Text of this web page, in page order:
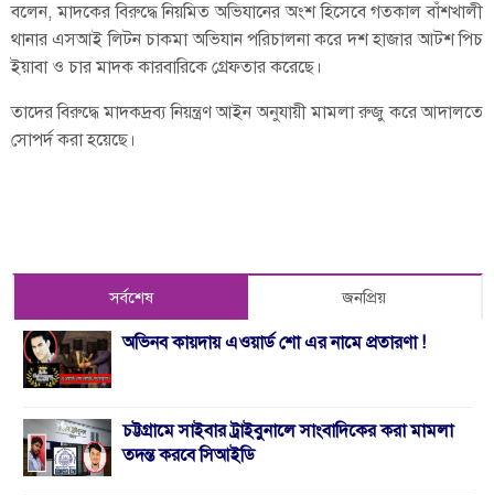
বলেন, মাদকের বিরুদ্ধে নিয়মিত অভিযানের অংশ হিসেবে গতকাল বাঁশখালী
থানার এসআই লিটন চাকমা অভিযান পরিচালনা করে দশ হাজার আটশ পিচ
ইয়াবা ও চার মাদক কারবারিকে গ্রেফতার করেছে।
তাদের বিরুদ্ধে মাদকদ্রব্য নিয়ন্ত্রণ আইন অনুযায়ী মামলা রুজু করে আদালতে
সোপর্দ করা হয়েছে।
সর্বশেষ জনপ্রিয়
অভিনব কায়দায় এওয়ার্ড শো এর নামে প্রতারণা !
চট্টগ্রামে সাইবার ট্রাইবুনালে সাংবাদিকের করা মামলা
তদন্ত করবে সিআইডি